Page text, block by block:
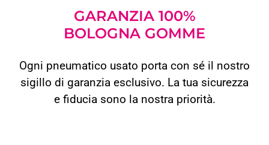
GARANZIA 100%
BOLOGNA GOMME
Ogni pneumatico usato porta con sé il nostro
sigillo di garanzia esclusivo. La tua sicurezza
e fiducia sono la nostra priorità.